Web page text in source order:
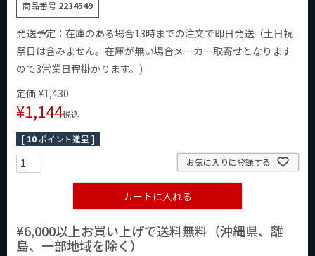
商品番号 2234549
発送予定：在庫のある場合13時までの注文で即日発送（土日祝
祭日は含みません。在庫が無い場合メーカー取寄せとなります
ので3営業日程掛かります。)
定価 ¥1,430
¥1,144税込
[ 10ポイント進呈 ]
お気に入りに登録する
カートに入れる
¥6,000以上お買い上げで送料無料（沖縄県、離
島、一部地域を除く）